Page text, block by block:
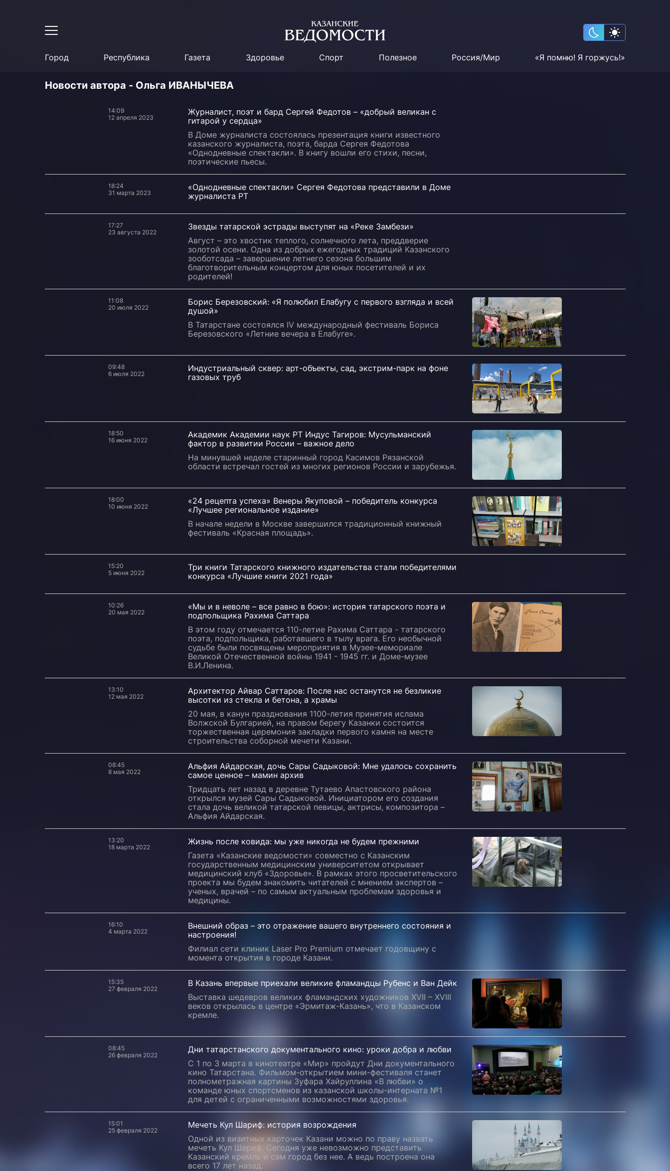
Город Республика Газета Здоровье Спорт Полезное Россия/Мир «Я помню! Я горжусь!»
Новости автора - Ольга ИВАНЫЧЕВА
14:09
12 апреля 2023
Журналист, поэт и бард Сергей Федотов – «добрый великан с
гитарой у сердца»
В Доме журналиста состоялась презентация книги известного
казанского журналиста, поэта, барда Сергея Федотова
«Однодневные спектакли». В книгу вошли его стихи, песни,
поэтические пьесы.
18:24
31 марта 2023
«Однодневные спектакли» Сергея Федотова представили в Доме
журналиста РТ
17:27
23 августа 2022
Звезды татарской эстрады выступят на «Реке Замбези»
Август – это хвостик теплого, солнечного лета, преддверие
золотой осени. Одна из добрых ежегодных традиций Казанского
зооботсада – завершение летнего сезона большим
благотворительным концертом для юных посетителей и их
родителей!
11:08
20 июля 2022
Борис Березовский: «Я полюбил Елабугу с первого взгляда и всей
душой»
В Татарстане состоялся IV международный фестиваль Бориса
Березовского «Летние вечера в Елабуге».
09:48
6 июля 2022
Индустриальный сквер: арт-объекты, сад, экстрим-парк на фоне
газовых труб
18:50
16 июня 2022
Академик Академии наук РТ Индус Тагиров: Мусульманский
фактор в развитии России – важное дело
На минувшей неделе старинный город Касимов Рязанской
области встречал гостей из многих регионов России и зарубежья.
18:00
10 июня 2022
«24 рецепта успеха» Венеры Якуповой – победитель конкурса
«Лучшее региональное издание»
В начале недели в Москве завершился традиционный книжный
фестиваль «Красная площадь».
15:20
5 июня 2022
Три книги Татарского книжного издательства стали победителями
конкурса «Лучшие книги 2021 года»
10:26
20 мая 2022
«Мы и в неволе – все равно в бою»: история татарского поэта и
подпольщика Рахима Саттара
В этом году отмечается 110-летие Рахима Саттара - татарского
поэта, подпольщика, работавшего в тылу врага. Его необычной
судьбе были посвящены мероприятия в Музее-мемориале
Великой Отечественной войны 1941 - 1945 гг. и Доме-музее
В.И.Ленина.
13:10
12 мая 2022
Архитектор Айвар Саттаров: После нас останутся не безликие
высотки из стекла и бетона, а храмы
20 мая, в канун празднования 1100-летия принятия ислама
Волжской Булгарией, на правом берегу Казанки состоится
торжественная церемония закладки первого камня на месте
строительства соборной мечети Казани.
08:45
8 мая 2022
Альфия Айдарская, дочь Сары Садыковой: Мне удалось сохранить
самое ценное – мамин архив
Тридцать лет назад в деревне Тутаево Апастовского района
открылся музей Сары Садыковой. Инициатором его создания
стала дочь великой татарской певицы, актрисы, композитора –
Альфия Айдарская.
13:20
18 марта 2022
Жизнь после ковида: мы уже никогда не будем прежними
Газета «Казанские ведомости» совместно с Казанским
государственным медицинским университетом открывает
медицинский клуб «Здоровье». В рамках этого просветительского
проекта мы будем знакомить читателей с мнением экспертов –
ученых, врачей – по самым актуальным проблемам здоровья и
медицины.
16:10
4 марта 2022
Внешний образ – это отражение вашего внутреннего состояния и
настроения!
Филиал сети клиник Laser Pro Premium отмечает годовщину с
момента открытия в городе Казани.
15:35
27 февраля 2022
В Казань впервые приехали великие фламандцы Рубенс и Ван Дейк
Выставка шедевров великих фламандских художников XVII – XVIII
веков открылась в центре «Эрмитаж-Казань», что в Казанском
кремле.
08:45
26 февраля 2022
Дни татарстанского документального кино: уроки добра и любви
С 1 по 3 марта в кинотеатре «Мир» пройдут Дни документального
кино Татарстана. Фильмом-открытием мини-фестиваля станет
полнометражная картины Зуфара Хайруллина «В любви» о
команде юных спортсменов из казанской школы-интерната №1
для детей с ограниченными возможностями здоровья.
15:01
25 февраля 2022
​​​​​​​Мечеть Кул Шариф: история возрождения
Одной из визитных карточек Казани можно по праву назвать
мечеть Кул Шариф. Сегодня уже невозможно представить
Казанский кремль и сам город без нее. А ведь построена она
всего 17 лет назад.